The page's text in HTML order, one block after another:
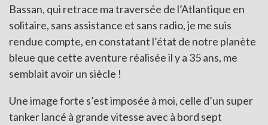
Bassan, qui retrace ma traversée de l’Atlantique en
solitaire, sans assistance et sans radio, je me suis
rendue compte, en constatant l’état de notre planète
bleue que cette aventure réalisée il y a 35 ans, me
semblait avoir un siècle !
Une image forte s’est imposée à moi, celle d’un super
tanker lancé à grande vitesse avec à bord sept